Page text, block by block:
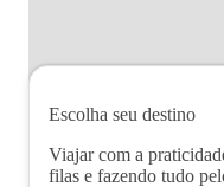
Escolha seu destino
Viajar com a
filas e fazendo tudo